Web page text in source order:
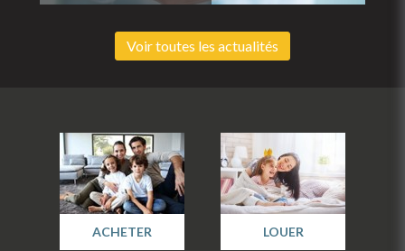
Voir toutes les actualités
ACHETER LOUER